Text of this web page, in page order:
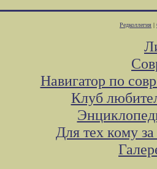
Редколлегия |
Навигатор по
Клуб
Для тех кому